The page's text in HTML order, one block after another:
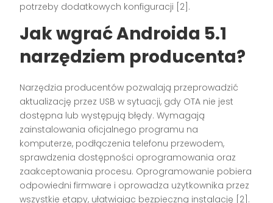
potrzeby dodatkowych konfiguracji [2].
Jak wgrać Androida 5.1
narzędziem producenta?
Narzędzia producentów pozwalają przeprowadzić
aktualizację przez USB w sytuacji, gdy OTA nie jest
dostępna lub występują błędy. Wymagają
zainstalowania oficjalnego programu na
komputerze, podłączenia telefonu przewodem,
sprawdzenia dostępności oprogramowania oraz
zaakceptowania procesu. Oprogramowanie pobiera
odpowiedni firmware i oprowadza użytkownika przez
wszystkie etapy, ułatwiając bezpieczną instalację [2].